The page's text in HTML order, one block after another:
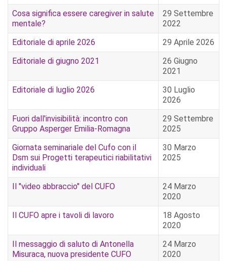
Cosa significa essere caregiver in salute
mentale?
29 Settembre
2022
Editoriale di aprile 2026
29 Aprile 2026
Editoriale di giugno 2021
26 Giugno
2021
Editoriale di luglio 2026
30 Luglio
2026
Fuori dall'invisibilità: incontro con
Gruppo Asperger Emilia-Romagna
29 Settembre
2025
Giornata seminariale del Cufo con il
Dsm sui Progetti terapeutici riabilitativi
individuali
30 Marzo
2025
Il "video abbraccio" del CUFO
24 Marzo
2020
Il CUFO apre i tavoli di lavoro
18 Agosto
2020
Il messaggio di saluto di Antonella
Misuraca, nuova presidente CUFO
24 Marzo
2020